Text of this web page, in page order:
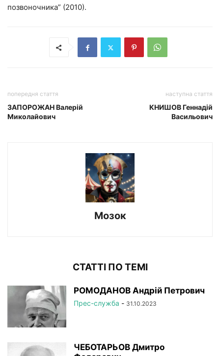
позвоночника” (2010).
попередня стаття
ЗАПОРОЖАН Валерій
Миколайович
наступна стаття
КНИШОВ Геннадій
Васильович
Мозок
СТАТТІ ПО ТЕМІ
РОМОДАНОВ Андрій Петрович
Прес-служба - 31.10.2023
ЧЕБОТАРЬОВ Дмитро